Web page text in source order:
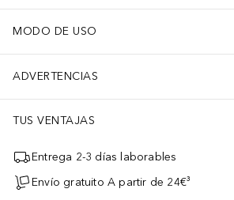
MODO DE USO
ADVERTENCIAS
TUS VENTAJAS
Entrega 2-3 días laborables
Envío gratuito A partir de 24€³